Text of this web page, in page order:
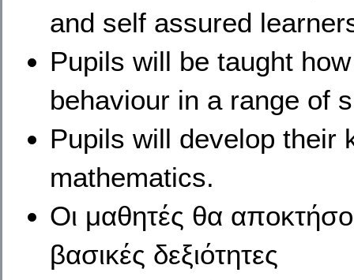
and self assured
Pupils will be taught
behaviour in a range of
Pupils will develop their
mathematics.
Οι μαθητές θα
βασικές δεξιότητες